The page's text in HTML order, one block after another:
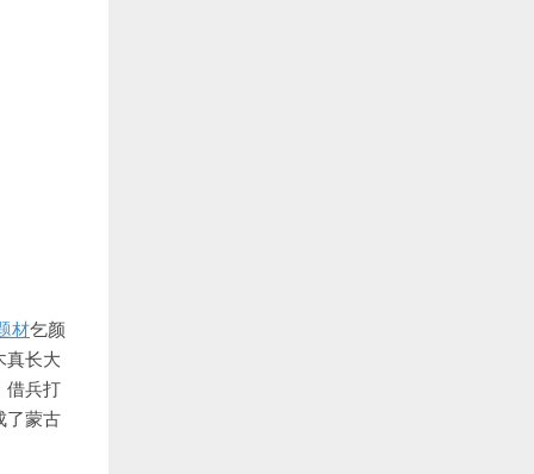
材乞颜
真长大
借兵打
了蒙古